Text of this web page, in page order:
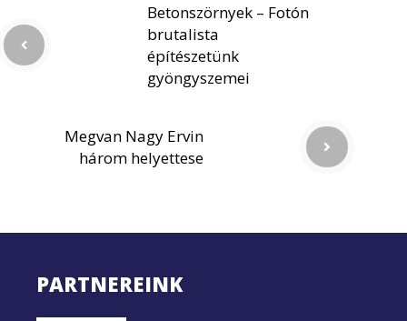
Betonszörnyek – Fotón
brutalista
építészetünk
gyöngyszemei
Megvan Nagy Ervin
három helyettese
PARTNEREINK